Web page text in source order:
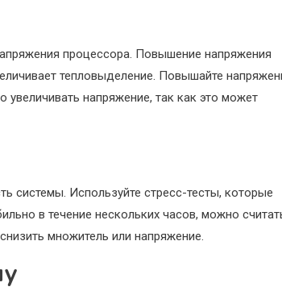
процессора. Повышение напряжения
тепловыделение. Повышайте
увеличивать напряжение, так как это может
системы. Используйте стресс-тесты, которые
в течение нескольких часов, можно
множитель или напряжение.